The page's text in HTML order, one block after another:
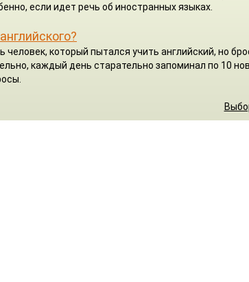
если идет речь об иностранных языках.
который пытался учить английский, но
каждый день старательно запоминал по 10